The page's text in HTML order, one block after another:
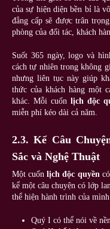
của sự hiện diện bền bỉ là
đẳng cấp sẽ được trân
phòng của đối tác, khách
Suốt 365 ngày, logo và
cách tự nhiên trong không
nhưng liên tục này giúp
thức của khách hàng một
khác. Mỗi cuốnlịch độc
miễn phí kéo dài cả năm.
2.3. Kể Câu
Sắc và Nghệ Thuật
Một cuốnlịch độc quyềncó
kể một câu chuyện có lớp
thể hiện hành trình của
Quý I có thể nói về